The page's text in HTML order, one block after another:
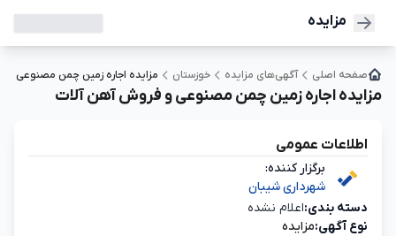
مزایده
صفحه اصلی آگهی‌های مزایده خوزستان مزایده اجاره زمین چمن مصنوعی
مزایده اجاره زمین چمن مصنوعی و فروش آهن آلات
اطلاعات عمومی
برگزار کننده:
شهرداری شیبان
دسته‌ بندی:اعلام نشده
نوع آگهی:مزایده